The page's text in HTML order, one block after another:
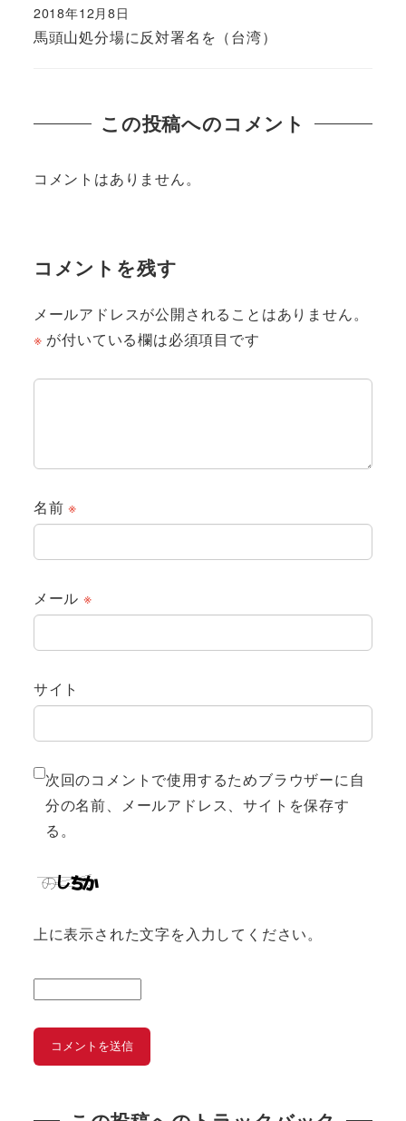
馬頭山処分場に反対署名を（台湾）
2018年12月8日
この投稿へのコメント
コメントはありません。
コメントを残す
メールアドレスが公開されることはありません。
※ が付いている欄は必須項目です
名前※
メール ※
サイト
次回のコメントで使用するためブラウザーに自
分の名前、メールアドレス、サイトを保存す
る。
上に表示された文字を入力してください。